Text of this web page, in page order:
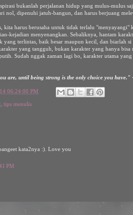
bukanlah perjalanan hidup yang mulus-mulus
nol, dipenuhi jatuh-bangun, dan harus berjuang
kita harus berusaha untuk tidak terlalu "menyayangi"
kejadian menyenangkan. Sebaliknya, hantam
yang terlintas, baik besar maupun kecil, dan biarlah
yang tangguh, bukan karakter yang hanya bisa
Sudah nggak zaman lagi bo, karakter utama
are, until being strong is the only choice you have."
06:24:00 PM
tips menulis
kata2nya :). Love you
PM